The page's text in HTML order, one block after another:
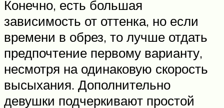
Конечно, есть большая
зависимость от оттенка, но если
времени в обрез, то лучше отдать
предпочтение первому варианту,
несмотря на одинаковую скорость
высыхания. Дополнительно
девушки подчеркивают простой